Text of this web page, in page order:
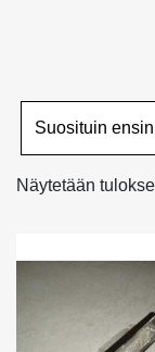
Näytetään